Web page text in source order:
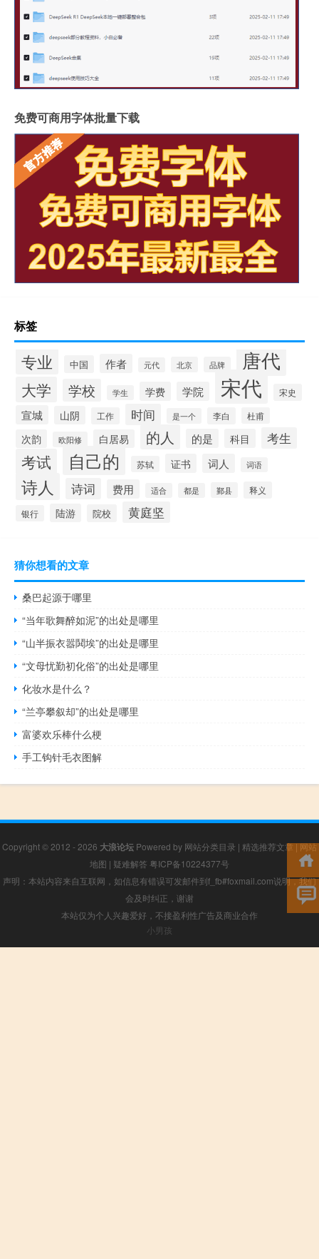
免费可商用字体批量下载
标签
专业 中国 作者 元代 北京 品牌 唐代
大学 学校 学生 学费 学院 宋代 宋史
宣城 山阴 工作 时间 是一个 李白 杜甫
次韵 欧阳修 白居易 的人 的是 科目 考生
考试 自己的 苏轼 证书 词人 词语
诗人 诗词 费用 适合 都是 鄞县 释义
银行 陆游 院校 黄庭坚
猜你想看的文章
桑巴起源于哪里
“当年歌舞醉如泥”的出处是哪里
“山半振衣嚣鬨埃”的出处是哪里
“文母忧勤初化俗”的出处是哪里
化妆水是什么？
“兰亭攀叙却”的出处是哪里
富婆欢乐棒什么梗
手工钩针毛衣图解
Copyright © 2012 - 2026 大浪论坛 Powered by 网站分类目录 | 精选推荐文章|网站
地图 | 疑难解答 粤ICP备10224377号
声明：本站内容来自互联网，如信息有错误可发邮件到f_fb#foxmail.com说明，我们
会及时纠正，谢谢
本站仅为个人兴趣爱好，不接盈利性广告及商业合作
小男孩